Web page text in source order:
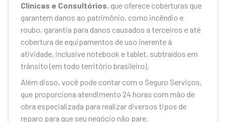
Clínicas e Consultórios, que oferece coberturas que
garantem danos ao patrimônio, como incêndio e
roubo, garantia para danos causados a terceiros e até
cobertura de equipamentos de uso inerente à
atividade, inclusive notebook e tablet, subtraídos em
trânsito (em todo território brasileiro).
Além disso, você pode contar com o Seguro Serviços,
que proporciona atendimento 24 horas com mão de
obra especializada para realizar diversos tipos de
reparo para que seu negócio não pare.